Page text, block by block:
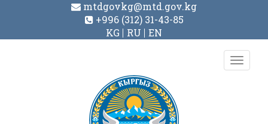
mtdgovkg@mtd.gov.kg
+996 (312) 31-43-85
KG
RU EN
Toggle